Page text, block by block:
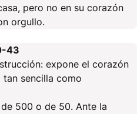
pero no en su corazón
orgullo.
43
expone el corazón
sencilla como
500 o de 50. Ante la